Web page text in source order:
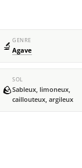
🔬 GENRE
Agave
🪨
SOL
Sableux, limoneux,
caillouteux, argileux